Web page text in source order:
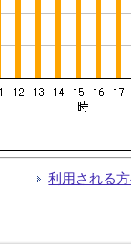
利用される